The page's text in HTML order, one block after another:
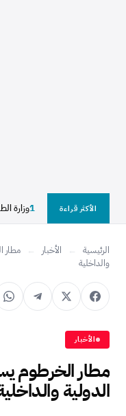
الأكثر قراءة 1وزارة
الرئيسية ← الأخبار ←
مطار
والداخلية
الأخبار
مطار الخرطوم
الدولية